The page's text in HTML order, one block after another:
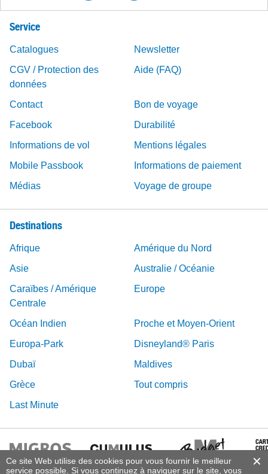
Ce site Web utilise des cookies pour vous fournir le meilleur
service possible. Si vous continuez à naviguer sur le site, vous
Service
Catalogues
Newsletter
CGV / Protection des
données
Aide (FAQ)
Contact
Bon de voyage
Facebook
Durabilité
Informations de vol
Mentions légales
Mobile Passbook
Informations de paiement
Médias
Voyage de groupe
Destinations
Afrique
Amérique du Nord
Asie
Australie / Océanie
Caraïbes / Amérique
Centrale
Europe
Océan Indien
Proche et Moyen-Orient
Europa-Park
Disneyland® Paris
Dubaï
Maldives
Grèce
Tout compris
Last Minute